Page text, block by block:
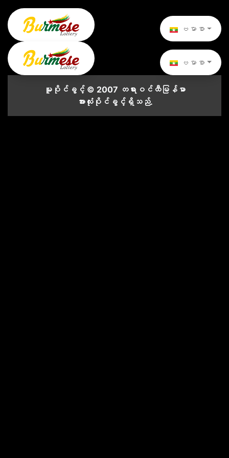
ဗမာစာ
ဗမာစာ
မူပိုင်ခွင့် © 2007 တရားဝင်ထီမြန်မာ
အားလုံးပိုင်ခွင့်ရှိသည်.